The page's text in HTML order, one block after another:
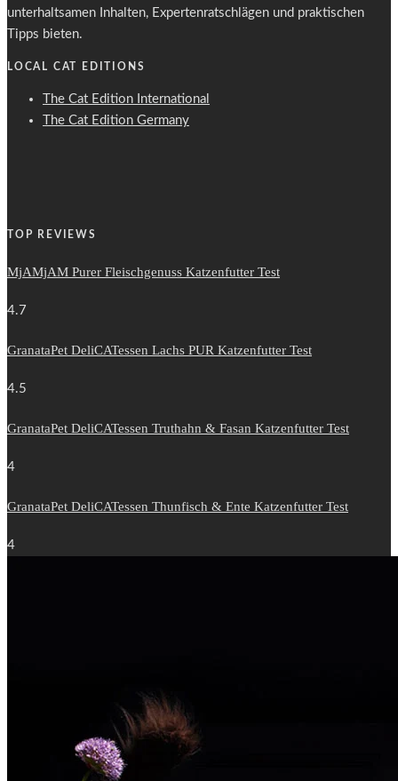
unterhaltsamen Inhalten, Expertenratschlägen und praktischen
Tipps bieten.
LOCAL CAT EDITIONS
The Cat Edition International
The Cat Edition Germany
TOP REVIEWS
MjAMjAM Purer Fleischgenuss Katzenfutter Test
4.7
GranataPet DeliCATessen Lachs PUR Katzenfutter Test
4.5
GranataPet DeliCATessen Truthahn & Fasan Katzenfutter Test
4
GranataPet DeliCATessen Thunfisch & Ente Katzenfutter Test
4